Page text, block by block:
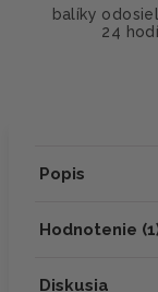
balíky
24
Popis
Hodnotenie
Diskusia